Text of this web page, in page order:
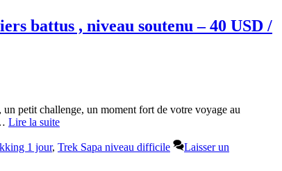
battus , niveau soutenu – 40 USD /
petit challenge, un moment fort de votre voyage au
Lire la suite
1 jour, Trek Sapa niveau difficile
Laisser un